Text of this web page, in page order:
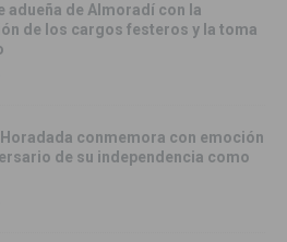
adueña de Almoradí con la
de los cargos festeros y la toma
conmemora con emoción
de su independencia como